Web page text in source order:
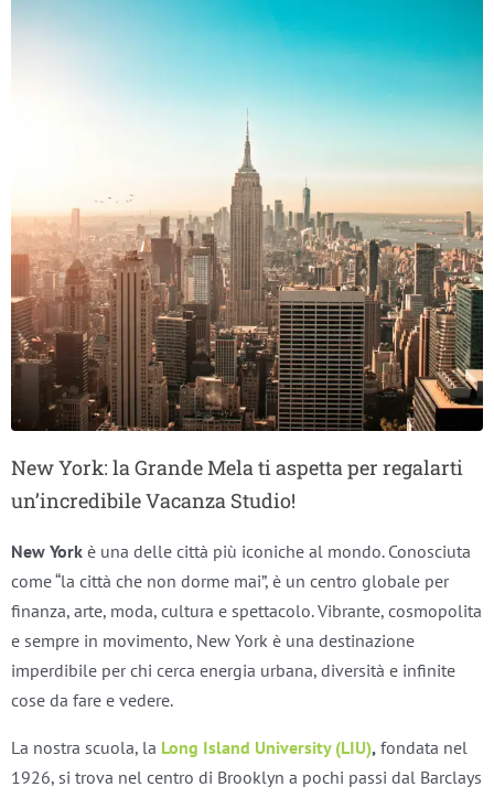
New York: la Grande Mela ti aspetta per regalarti
un’incredibile Vacanza Studio!
New York è una delle città più iconiche al mondo. Conosciuta
come “la città che non dorme mai”, è un centro globale per
finanza, arte, moda, cultura e spettacolo. Vibrante, cosmopolita
e sempre in movimento, New York è una destinazione
imperdibile per chi cerca energia urbana, diversità e infinite
cose da fare e vedere.
La nostra scuola, la Long Island University (LIU), fondata nel
1926, si trova nel centro di Brooklyn a pochi passi dal Barclays